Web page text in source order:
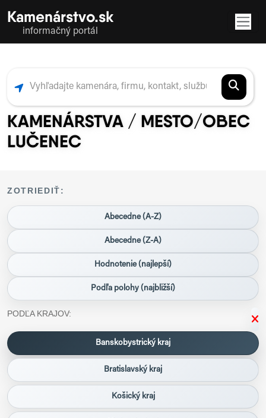
Kamenárstvo.sk
informačný portál
KAMENÁRSTVA / MESTO/OBEC
LUČENEC
ZOTRIEDIŤ:
Abecedne (A-Z)
Abecedne (Z-A)
Hodnotenie (najlepší)
Podľa polohy (najbližší)
PODĽA KRAJOV:
Banskobystrický kraj
Bratislavský kraj
Košický kraj